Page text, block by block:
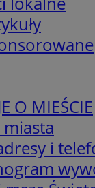
O MIEŚCIE
i